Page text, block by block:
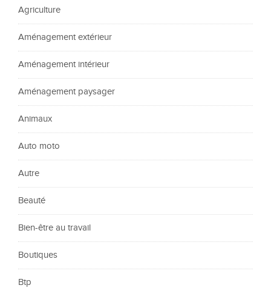
Agriculture
Aménagement extérieur
Aménagement intérieur
Aménagement paysager
Animaux
Auto moto
Autre
Beauté
Bien-être au travail
Boutiques
Btp